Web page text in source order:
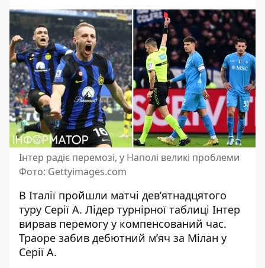
Інтер радіє перемозі, у Наполі великі проблеми
Фото: Gettyimages.com
В Італії пройшли матчі дев’ятнадцятого
туру Серії А. Лідер турнірної таблиці Інтер
вирвав перемогу у компенсований час.
Траоре забив дебютний м’яч за Мілан у
Серії А.